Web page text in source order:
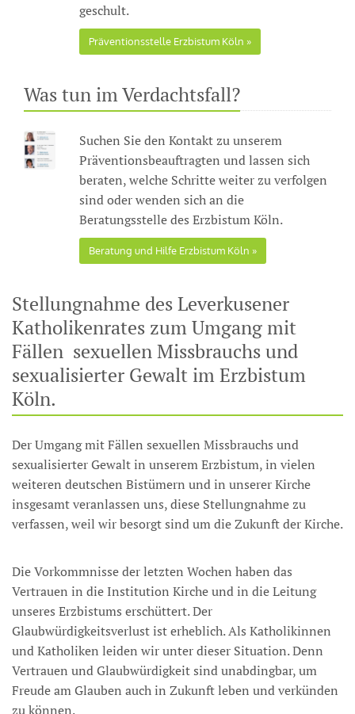
geschult.
Präventionsstelle Erzbistum Köln
Was tun im Verdachtsfall?
Suchen Sie den Kontakt zu unserem
Präventionsbeauftragten und lassen sich
beraten, welche Schritte weiter zu verfolgen
sind oder wenden sich an die
Beratungsstelle des Erzbistum Köln.
Beratung und Hilfe Erzbistum Köln
Stellungnahme des Leverkusener
Katholikenrates zum Umgang mit
Fällen sexuellen Missbrauchs und
sexualisierter Gewalt im Erzbistum
Köln.
Der Umgang mit Fällen sexuellen Missbrauchs und
sexualisierter Gewalt in unserem Erzbistum, in vielen
weiteren deutschen Bistümern und in unserer Kirche
insgesamt veranlassen uns, diese Stellungnahme zu
verfassen, weil wir besorgt sind um die Zukunft der Kirche.
Die Vorkommnisse der letzten Wochen haben das
Vertrauen in die Institution Kirche und in die Leitung
unseres Erzbistums erschüttert. Der
Glaubwürdigkeitsverlust ist erheblich. Als Katholikinnen
und Katholiken leiden wir unter dieser Situation. Denn
Vertrauen und Glaubwürdigkeit sind unabdingbar, um
Freude am Glauben auch in Zukunft leben und verkünden
zu können.